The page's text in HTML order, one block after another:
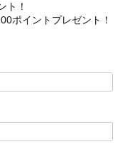
ト！
ポイントプレゼント！